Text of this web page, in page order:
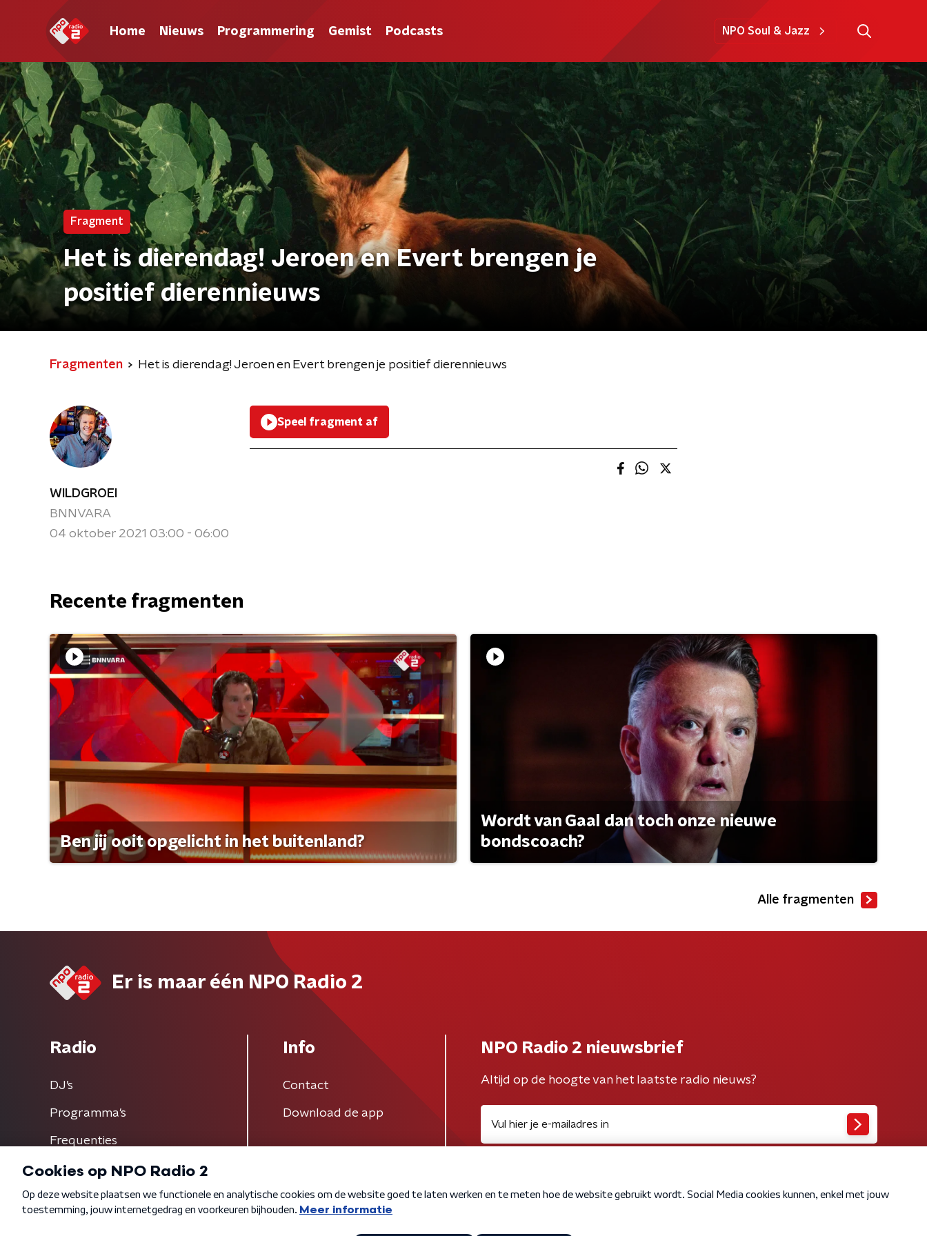
Home Nieuws Programmering Gemist Podcasts NPO Soul & Jazz
Fragment
Het is dierendag! Jeroen en Evert brengen je
positief dierennieuws
Fragmenten Het is dierendag! Jeroen en Evert brengen je positief dierennieuws
WILDGROEI
BNNVARA
04 oktober 2021 03:00 - 06:00
Speel fragment af
Recente fragmenten
Ben jij ooit opgelicht in het buitenland?
Wordt van Gaal dan toch onze nieuwe
bondscoach?
Alle fragmenten
Er is maar één NPO Radio 2
Radio
DJ’s
Programma's
Frequenties
Info
Contact
Download de app
NPO Radio 2 nieuwsbrief
Altijd op de hoogte van het laatste radio nieuws?
Algemene voorwaarden Privacybeleid